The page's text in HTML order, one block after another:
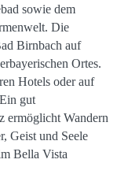
sowie dem
Die
Birnbach auf
Ortes.
Hotels oder auf
gut
ermöglicht Wandern
Geist und Seele
Bella Vista